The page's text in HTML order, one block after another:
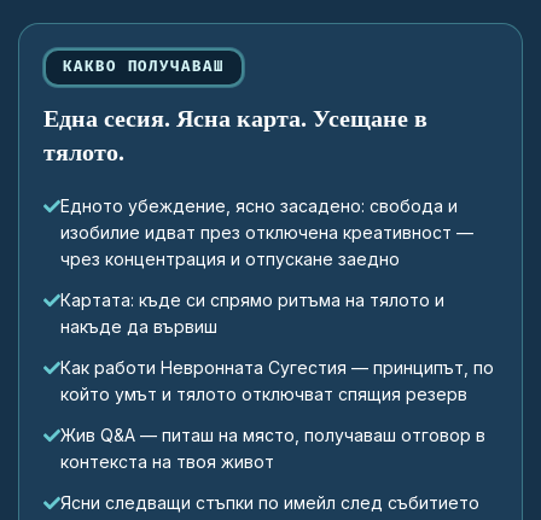
КАКВО ПОЛУЧАВАШ
Една сесия. Ясна карта. Усещане в
тялото.
Едното убеждение, ясно засадено: свобода и
изобилие идват през отключена креативност —
чрез концентрация и отпускане заедно
Картата: къде си спрямо ритъма на тялото и
накъде да вървиш
Как работи Невронната Сугестия — принципът, по
който умът и тялото отключват спящия резерв
Жив Q&A — питаш на място, получаваш отговор в
контекста на твоя живот
Ясни следващи стъпки по имейл след събитието